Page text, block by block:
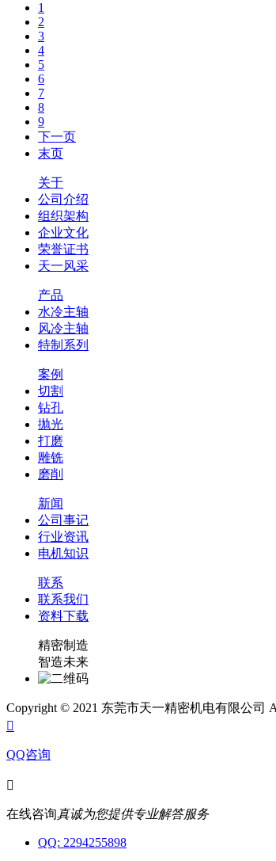
1
2
3
4
5
6
7
8
9
下一页
末页
关于
公司介绍
组织架构
企业文化
荣誉证书
天一风采
产品
水冷主轴
风冷主轴
特制系列
案例
切割
钻孔
抛光
打磨
雕铣
磨削
新闻
公司事记
行业资讯
电机知识
联系
联系我们
资料下载
精密制造
智造未来
Copyright © 2021 东莞市天一精密机电有限公司

QQ咨询

在线咨询真诚为您提供专业解答服务
QQ: 2294255898